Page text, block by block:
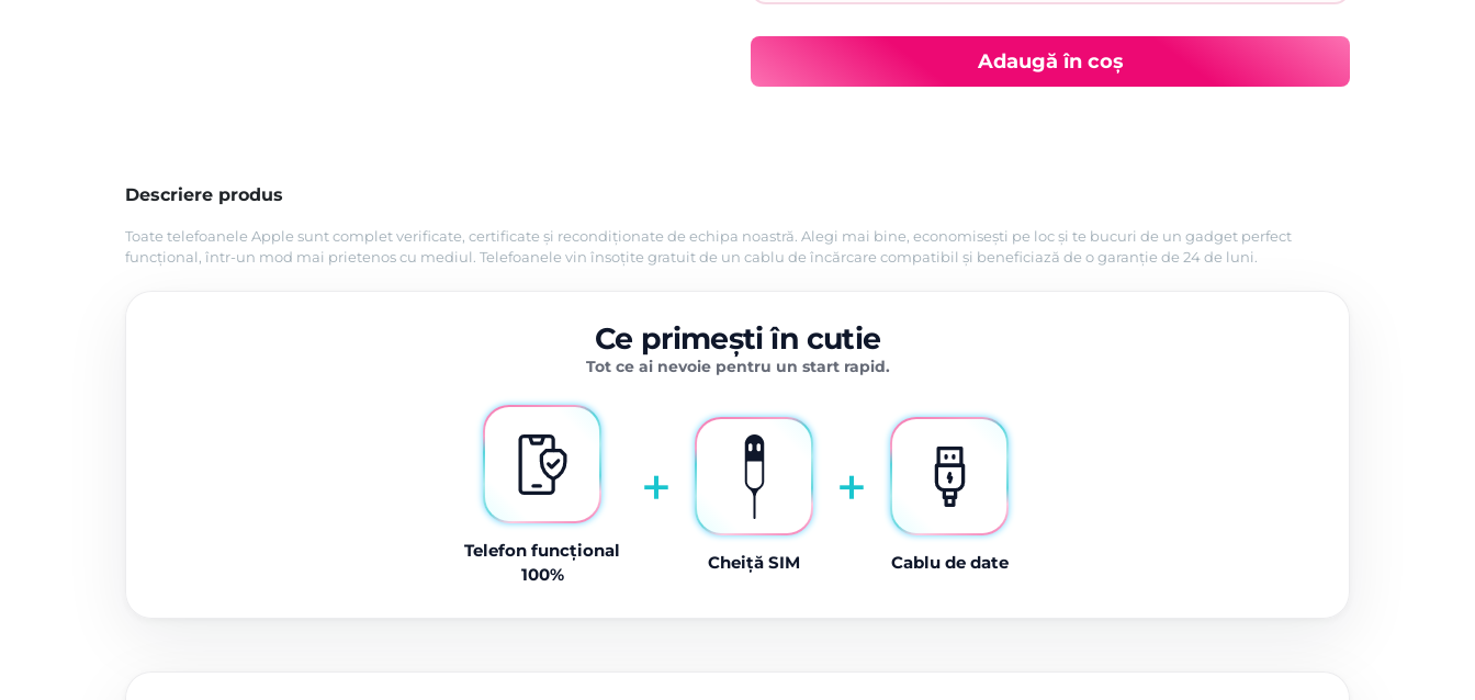
Adaugă în coș
Descriere produs
Toate telefoanele Apple sunt complet verificate, certificate și recondiționate de echipa noastră. Alegi mai bine, economisești pe loc și te bucuri de un gadget perfect
funcțional, într-un mod mai prietenos cu mediul. Telefoanele vin însoțite gratuit de un cablu de încărcare compatibil și beneficiază de o garanție de 24 de luni.
Ce primești în cutie
Tot ce ai nevoie pentru un start rapid.
Telefon funcțional
100%
+
Cheiță SIM
+
Cablu de date